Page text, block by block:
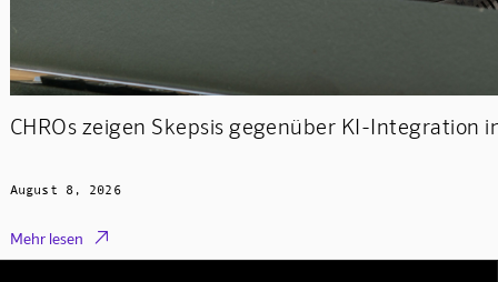
CHROs zeigen Skepsis gegenüber KI-Integration
August 8, 2026
Mehr lesen 